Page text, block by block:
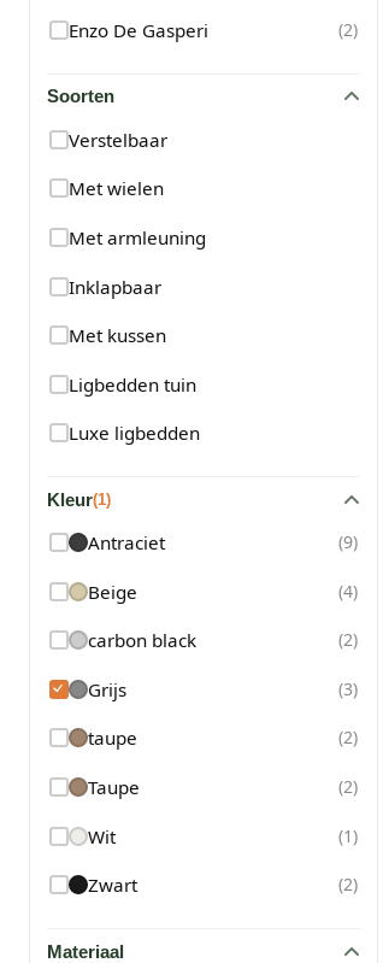
Enzo De Gasperi (2)
Soorten
Verstelbaar
Met wielen
Met armleuning
Inklapbaar
Met kussen
Ligbedden tuin
Luxe ligbedden
Kleur(1)
Antraciet (9)
Beige (4)
carbon black (2)
Grijs (3)
taupe (2)
Taupe (2)
Wit (1)
Zwart (2)
Materiaal